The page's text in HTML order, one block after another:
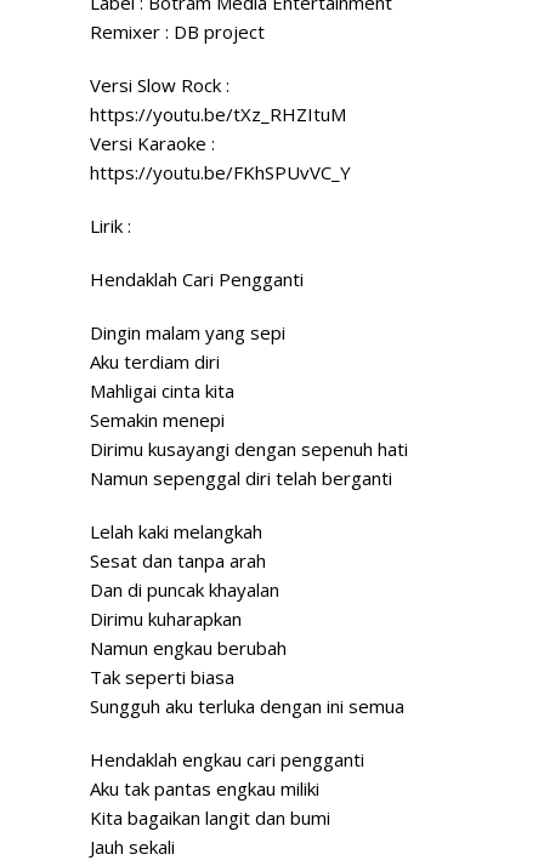
Remixer : DB project
Versi Slow Rock :
https://youtu.be/tXz_RHZItuM
Versi Karaoke :
https://youtu.be/FKhSPUvVC_Y
Lirik :
Hendaklah Cari Pengganti
Dingin malam yang sepi
Aku terdiam diri
Mahligai cinta kita
Semakin menepi
Dirimu kusayangi dengan sepenuh hati
Namun sepenggal diri telah berganti
Lelah kaki melangkah
Sesat dan tanpa arah
Dan di puncak khayalan
Dirimu kuharapkan
Namun engkau berubah
Tak seperti biasa
Sungguh aku terluka dengan ini semua
Hendaklah engkau cari pengganti
Aku tak pantas engkau miliki
Kita bagaikan langit dan bumi
Jauh sekali